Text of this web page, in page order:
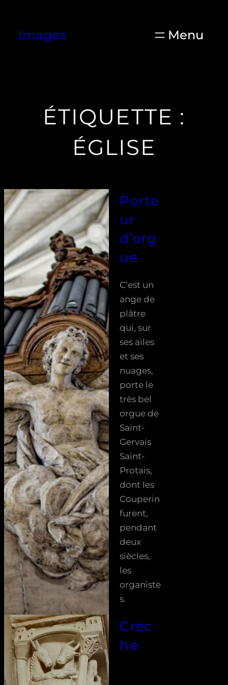
contenu
Images
ÉTIQUETTE :
ÉGLISE
Porte
ur
d’org
ue
C’est un
ange de
plâtre
qui, sur
ses ailes
et ses
nuages,
porte le
très bel
orgue de
Saint-
Gervais
Saint-
Protais,
dont les
Couperin
furent,
pendant
deux
siècles,
les
organiste
s.
Crèc
he